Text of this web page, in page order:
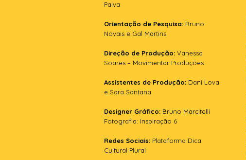
Paiva
Orientação de Pesquisa: Bruno
Novais e Gal Martins
Direção de Produção: Vanessa
Soares – Movimentar Produções
Assistentes de Produção: Dani Lova
e Sara Santana
Designer Gráfico: Bruno Marcitelli
Fotografia: Inspiração 6
Redes Sociais: Plataforma Dica
Cultural Plural